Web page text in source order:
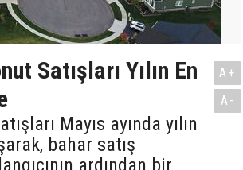
Satışları Yılın En
Mayıs ayında yılın
bahar satış
ardından bir
A+
A-